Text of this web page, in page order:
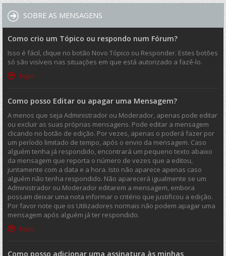
SOBRE AS MENSAGENS
Como crio um Tópico ou respondo num Fórum?
Isso é fácil, clique no botão Novo Tópico ou Responder. Estes botões
só são visíveis nas situações em que está autorizado a fazê-lo.
Topo
Como posso Editar ou apagar uma Mensagem?
A menos que seja Administrador ou Moderador, apenas pode editar
ou excluir as suas próprias mensagens. Pode editar a mensagem
clicando no botão de edição. Por vezes, apenas o poderá fazer por
um período limitado de tempo, após o envio da mensagem. Caso
alguém tenha já respondido, encontrará um pequeno texto abaixo
da mensagem que reporta o número de vezes que a editou,
juntamente com a data e a hora. Isto não aparece apenas caso
alguém não tenha respondido. Não aparecerá igualmente se um
Administrador ou Moderador editarem a mensagem, embora
possam deixar uma nota informar o critério que justificou a edição.
Por favor note que os Utilizadores normais não podem apagar uma
mensagem após alguém já ter respondido.
Topo
Como posso adicionar uma assinatura às minhas